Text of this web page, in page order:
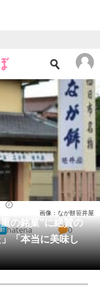
の銘菓”に絶賛の
「本当に美味し
画像：なが餅笹井屋
hatena 0